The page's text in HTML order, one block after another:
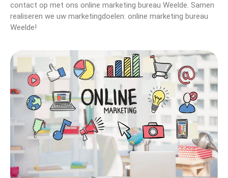
contact op met ons online marketing bureau Weelde. Samen
realiseren we uw marketingdoelen: online marketing bureau
Weelde!